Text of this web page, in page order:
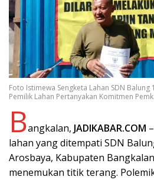
Foto Istimewa Sengketa Lahan SDN
Pemilik Lahan Pertanyakan Komitmen
Bangkalan, JADIKABAR.COM
lahan yang ditempati SDN
Arosbaya, Kabupaten
menemukan titik terang.